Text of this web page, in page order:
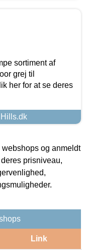
sortiment af
grej til
her for at se deres
og anmeldt
prisniveau,
Link